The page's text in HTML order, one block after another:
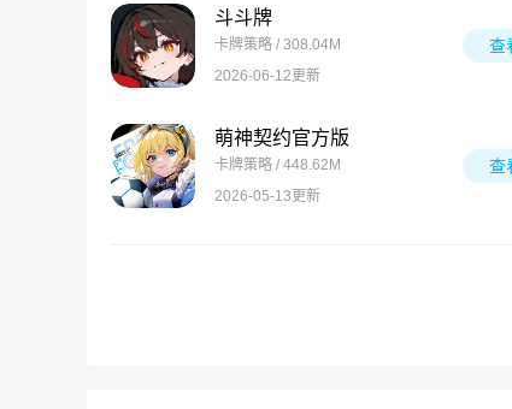
斗斗牌
卡牌策略 / 308.04M
2026-06-12更新
查
萌神契约官方版
卡牌策略 / 448.62M
2026-05-13更新
查